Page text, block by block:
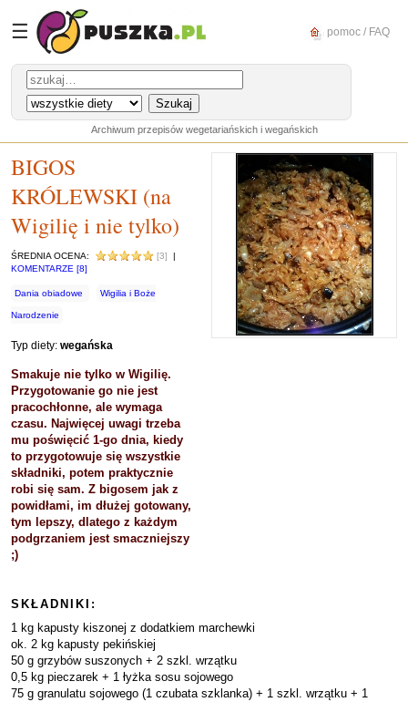
☰ pomoc / FAQ
Archiwum przepisów wegetariańskich i wegańskich
BIGOS
KRÓLEWSKI (na
Wigilię i nie tylko)
ŚREDNIA OCENA: [3]
|
KOMENTARZE [8]
Dania obiadowe Wigilia i Boże
Narodzenie
Typ diety: wegańska
Smakuje nie tylko w Wigilię.
Przygotowanie go nie jest
pracochłonne, ale wymaga
czasu. Najwięcej uwagi trzeba
mu poświęcić 1-go dnia, kiedy
to przygotowuje się wszystkie
składniki, potem praktycznie
robi się sam. Z bigosem jak z
powidłami, im dłużej gotowany,
tym lepszy, dlatego z każdym
podgrzaniem jest smaczniejszy
;)
SKŁADNIKI:
1 kg kapusty kiszonej z dodatkiem marchewki
ok. 2 kg kapusty pekińskiej
50 g grzybów suszonych + 2 szkl. wrzątku
0,5 kg pieczarek + 1 łyżka sosu sojowego
75 g granulatu sojowego (1 czubata szklanka) + 1 szkl. wrzątku + 1